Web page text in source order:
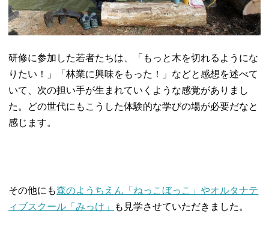
研修に参加した若者たちは、「もっと木を切れるようにな
りたい！」「林業に興味をもった！」などと感想を述べて
いて、次の担い手が生まれていくような感覚がありまし
た。どの世代にもこうした体験的な学びの場が必要だなと
感じます。
その他にも森のようちえん「ねっこぼっこ」やオルタナテ
ィブスクール「みっけ」
も見学させていただきました。